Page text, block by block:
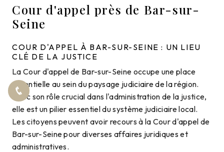
Cour d'appel près de Bar-sur-
Seine
COUR D'APPEL À BAR-SUR-SEINE : UN LIEU
CLÉ DE LA JUSTICE
La Cour d'appel de Bar-sur-Seine occupe une place
essentielle au sein du paysage judiciaire de la région.
Avec son rôle crucial dans l'administration de la justice,
elle est un pilier essentiel du système judiciaire local.
Les citoyens peuvent avoir recours à la Cour d'appel de
Bar-sur-Seine pour diverses affaires juridiques et
administratives.